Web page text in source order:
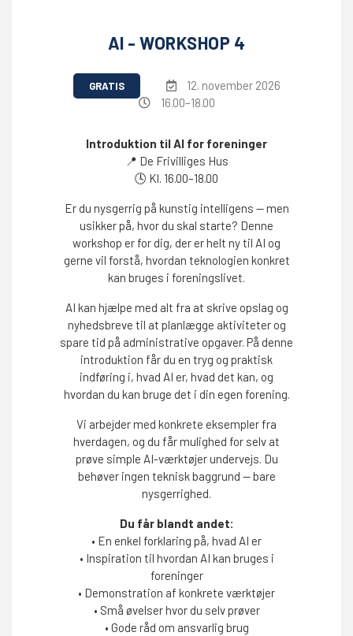
AI - WORKSHOP 4
GRATIS
12. november 2026
16.00–18.00
Introduktion til AI for foreninger
📍 De Frivilliges Hus
🕓 Kl. 16.00–18.00
Er du nysgerrig på kunstig intelligens — men
usikker på, hvor du skal starte? Denne
workshop er for dig, der er helt ny til AI og
gerne vil forstå, hvordan teknologien konkret
kan bruges i foreningslivet.
AI kan hjælpe med alt fra at skrive opslag og
nyhedsbreve til at planlægge aktiviteter og
spare tid på administrative opgaver. På denne
introduktion får du en tryg og praktisk
indføring i, hvad AI er, hvad det kan, og
hvordan du kan bruge det i din egen forening.
Vi arbejder med konkrete eksempler fra
hverdagen, og du får mulighed for selv at
prøve simple AI-værktøjer undervejs. Du
behøver ingen teknisk baggrund — bare
nysgerrighed.
Du får blandt andet:
• En enkel forklaring på, hvad AI er
• Inspiration til hvordan AI kan bruges i
foreninger
• Demonstration af konkrete værktøjer
• Små øvelser hvor du selv prøver
• Gode råd om ansvarlig brug